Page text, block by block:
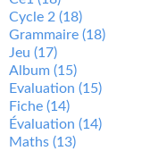
Cycle 2 (18)
Grammaire (18)
Jeu (17)
Album (15)
Evaluation (15)
Fiche (14)
Évaluation (14)
Maths (13)